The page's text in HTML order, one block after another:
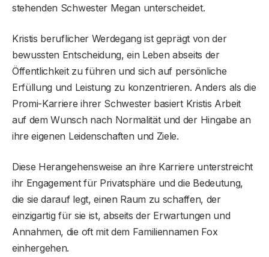
stehenden Schwester Megan unterscheidet.
Kristis beruflicher Werdegang ist geprägt von der
bewussten Entscheidung, ein Leben abseits der
Öffentlichkeit zu führen und sich auf persönliche
Erfüllung und Leistung zu konzentrieren. Anders als die
Promi-Karriere ihrer Schwester basiert Kristis Arbeit
auf dem Wunsch nach Normalität und der Hingabe an
ihre eigenen Leidenschaften und Ziele.
Diese Herangehensweise an ihre Karriere unterstreicht
ihr Engagement für Privatsphäre und die Bedeutung,
die sie darauf legt, einen Raum zu schaffen, der
einzigartig für sie ist, abseits der Erwartungen und
Annahmen, die oft mit dem Familiennamen Fox
einhergehen.